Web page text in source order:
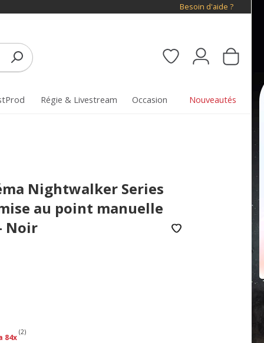
Besoin d'aide ?
Régie & Livestream Occasion Nouveautés
Nightwalker Series
au point manuelle
Noir
84x
(2)